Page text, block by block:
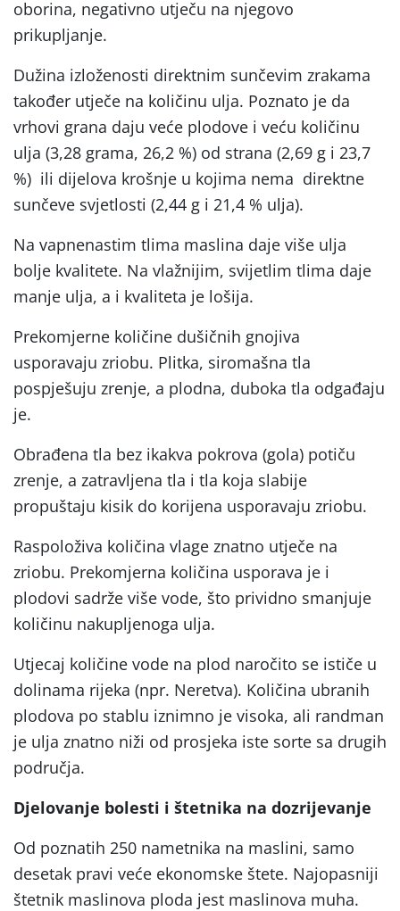
oborina, negativno utječu na njegovo
prikupljanje.
Dužina izloženosti direktnim sunčevim zrakama
također utječe na količinu ulja. Poznato je da
vrhovi grana daju veće plodove i veću količinu
ulja (3,28 grama, 26,2 %) od strana (2,69 g i 23,7
%) ili dijelova krošnje u kojima nema direktne
sunčeve svjetlosti (2,44 g i 21,4 % ulja).
Na vapnenastim tlima maslina daje više ulja
bolje kvalitete. Na vlažnijim, svijetlim tlima daje
manje ulja, a i kvaliteta je lošija.
Prekomjerne količine dušičnih gnojiva
usporavaju zriobu. Plitka, siromašna tla
pospješuju zrenje, a plodna, duboka tla odgađaju
je.
Obrađena tla bez ikakva pokrova (gola) potiču
zrenje, a zatravljena tla i tla koja slabije
propuštaju kisik do korijena usporavaju zriobu.
Raspoloživa količina vlage znatno utječe na
zriobu. Prekomjerna količina usporava je i
plodovi sadrže više vode, što prividno smanjuje
količinu nakupljenoga ulja.
Utjecaj količine vode na plod naročito se ističe u
dolinama rijeka (npr. Neretva). Količina ubranih
plodova po stablu iznimno je visoka, ali randman
je ulja znatno niži od prosjeka iste sorte sa drugih
područja.
Djelovanje bolesti i štetnika na dozrijevanje
Od poznatih 250 nametnika na maslini, samo
desetak pravi veće ekonomske štete. Najopasniji
štetnik maslinova ploda jest maslinova muha.